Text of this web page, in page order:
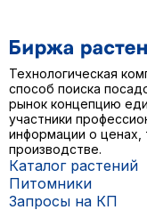
Технологическая
способ поиска
рынок концепцию
участники
информации о ценах,
производстве.
Каталог растений
Питомники
Запросы на КП